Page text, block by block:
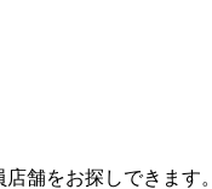
舗をお探しできます。